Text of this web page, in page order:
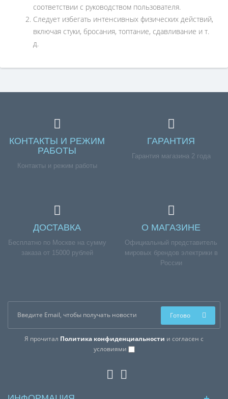
соответствии с руководством пользователя.
Следует избегать интенсивных физических действий,
включая стуки, бросания, топтание, сдавливание и т.
д.
КОНТАКТЫ И РЕЖИМ
РАБОТЫ
Контакты и режим работы
ГАРАНТИЯ
Гарантия магазина 2 года
ДОСТАВКА
Бесплатно по Москве на сумму
заказа от 15000 рублей
О МАГАЗИНЕ
Официальный представитель
мировых брендов электрики в
России
Я прочитал Политика конфиденциальности и согласен с
условиями
Готово